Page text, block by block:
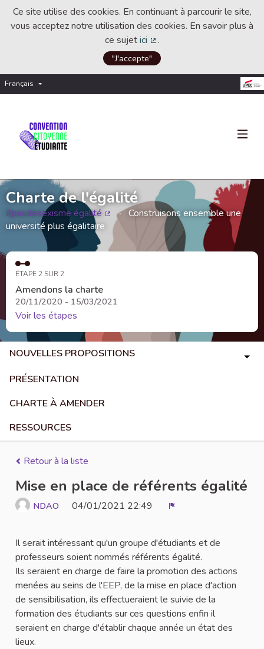
Ce site utilise des cookies. En continuant à parcourir le site,
vous acceptez notre utilisation des cookies. En savoir plus à
ce sujetici
(Lien externe)
.
"J'accepte"
Français Choisir la langue
Charte de l'égalité
#pasdesexisme égalité
(Lien externe)
Construisons ensemble une
université plus égalitaire
ÉTAPE 2 SUR 2
Amendons la charte
20/11/2020 - 15/03/2021
Voir les étapes
NOUVELLES PROPOSITIONS
PRÉSENTATION
CHARTE À AMENDER
RESSOURCES
Retour à la liste
Mise en place de référents égalité
NDAO 04/01/2021 22:49
Il serait intéressant qu'un groupe d'étudiants et de
professeurs soient nommés référents égalité.
Ils seraient en charge de faire la promotion des actions
menées au seins de l'EEP, de la mise en place d'action
de sensibilisation, ils effectueraient le suivie de la
formation des étudiants sur ces questions enfin il
seraient en charge d'établir chaque année un état des
lieux.